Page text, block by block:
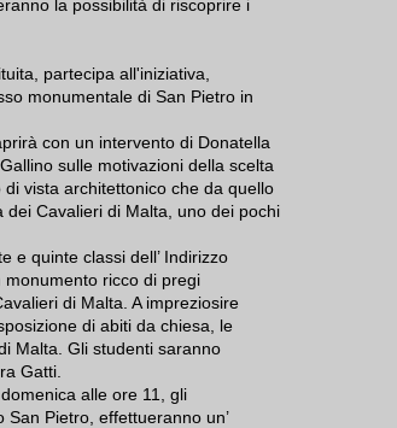
la possibilità di riscoprire i
partecipa all'iniziativa,
monumentale di San Pietro in
con un intervento di Donatella
sulle motivazioni della scelta
vista architettonico che da quello
dei Cavalieri di Malta, uno dei pochi
e quinte classi dell’ Indirizzo
ricco di pregi
di Malta. A impreziosire
di abiti da chiesa, le
Malta. Gli studenti saranno
Gatti.
alle ore 11, gli
Pietro, effettueranno un’